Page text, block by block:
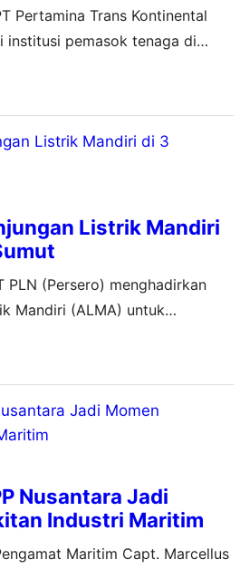
Pertamina Trans Kontinental
institusi pemasok tenaga di
(Persero). Tekad ini kian
program rebranding anak
Marine Solutions yang
Manpower Supply, Crewing,
Services. “Ke…
Listrik Mandiri
PLN (Persero) menghadirkan
Mandiri (ALMA) untuk
fasilitas tersebut berada di
Ajibata (Parapat),
dan Pelabuhan Belawan
PLN Unit Induk Wilayah
Pandapotan Manurung,
Nusantara Jadi
Industri Maritim
Maritim Capt. Marcellus